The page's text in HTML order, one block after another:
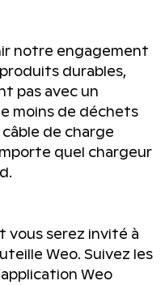
notre engagement
durables,
pas avec un
moins de déchets
câble de charge
quel chargeur
vous serez invité à
Weo. Suivez les
Weo